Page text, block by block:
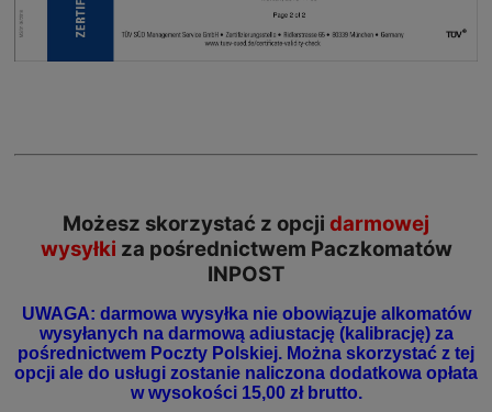
Możesz skorzystać z opcji darmowej
wysyłki za pośrednictwem Paczkomatów
INPOST
UWAGA: darmowa wysyłka nie obowiązuje alkomatów
wysyłanych na darmową adiustację (kalibrację) za
pośrednictwem Poczty Polskiej. Można skorzystać z tej
opcji ale do usługi zostanie naliczona dodatkowa opłata
w wysokości 15,00 zł brutto.